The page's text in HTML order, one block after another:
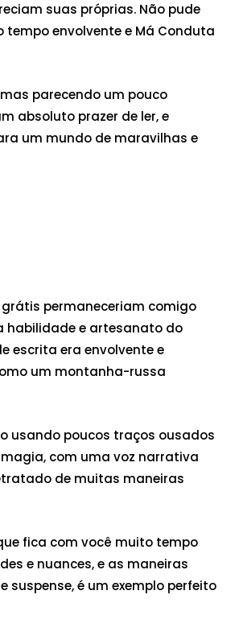
suas próprias. Não pude
envolvente e Má Conduta
parecendo um pouco
absoluto prazer de ler, e
um mundo de maravilhas e
permaneceriam comigo
habilidade e artesanato do
escrita era envolvente e
um montanha-russa
usando poucos traços ousados
com uma voz narrativa
de muitas maneiras
fica com você muito tempo
e nuances, e as maneiras
é um exemplo perfeito